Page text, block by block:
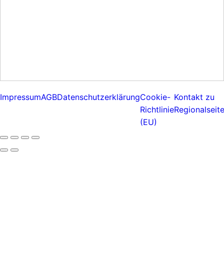
ImpressumAGBDatenschutzerklärungCookie-
Richtlinie
(EU)
Kontakt zu